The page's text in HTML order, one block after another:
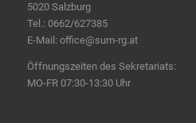
5020 Salzburg
Tel.: 0662/627385
E-Mail: office@sum-rg.at
Öffnungszeiten des Sekretariats:
MO-FR 07:30-13:30 Uhr